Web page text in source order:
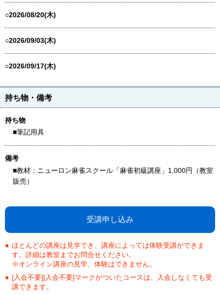
○2026/08/20(木)
○2026/09/03(木)
○2026/09/17(木)
持ち物・備考
持ち物
■筆記用具
備考
■教材：ニューロン麻雀スクール「麻雀初級講座」1,000円（教室
販売）
受講申し込み
ほとんどの講座は見学でき、講座によっては体験受講ができま
す。詳細は教室までお問合せください。
※オンライン講座の見学、体験はできません。
[入会不要][入会不要]マークがついたコースは、入会しなくても受
講できます。